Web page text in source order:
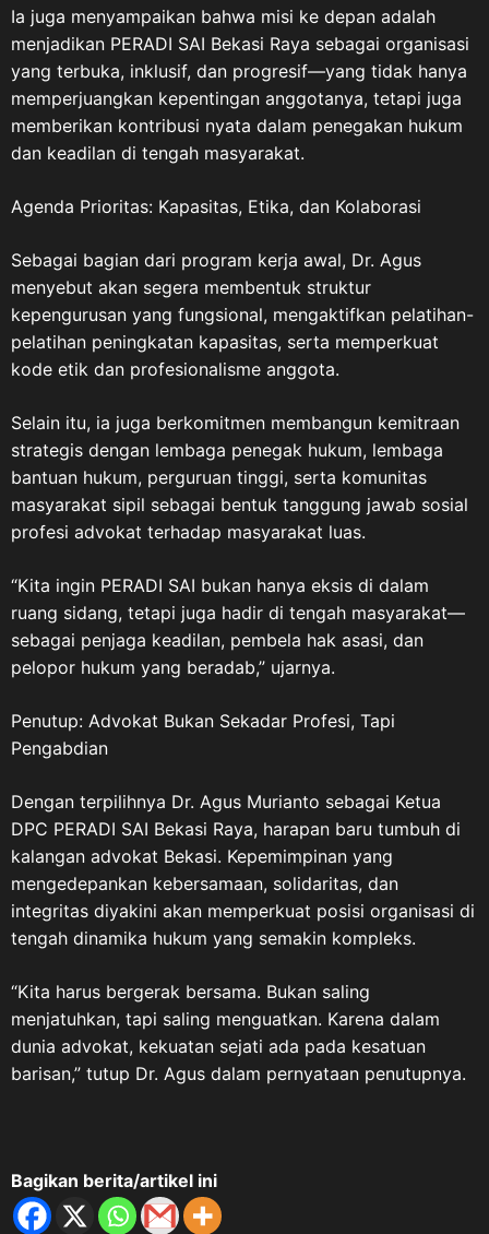
yang menjadi salah satu bagian
penting dalam perjalanan
perjuangan mempertahankan
kemerdekaan Indonesia.
Sementara itu, keberadaan dan
pengaturan mengenai Veteran
Republik Indonesia memiliki
landasan hukum melalui
Undang-Undang Nomor 15
Tahun 2012 tentang Veteran
Republik Indonesia serta
Peraturan Pemerintah Nomor
67 Tahun 2014 sebagai aturan
pelaksanaannya. “Bangsa
Indonesia tidak boleh
Kemerdekaan yang kita nikmati
hari ini tidak diperoleh dengan
mudah. Ada darah, air mata,
pengorbanan, dan gugurnya
para pejuang dalam perjuangan
mempertahankan
kemerdekaan,” kata ASDO. Ia
menegaskan, veteran
merupakan bagian penting dari
Mereka adalah pelaku sejarah
yang berperan dalam merebut,
mempertahankan
kemerdekaan, serta menjaga
kedaulatan Negara Kesatuan
Republik Indonesia. PPM dan
Tanggung Jawab Mewariskan
Nilai Perjuangan Sebagai
wadah berhimpunnya anak
cucu Veteran Republik
Indonesia, Pemuda Panca
Marga (PPM) memiliki
tanggung jawab moral untuk
generasi penerus. Menurut
ASDO, perjuangan tersebut
Ia juga menyampaikan bahwa misi ke depan adalah
menjadikan PERADI SAI Bekasi Raya sebagai organisasi
yang terbuka, inklusif, dan progresif—yang tidak hanya
memperjuangkan kepentingan anggotanya, tetapi juga
memberikan kontribusi nyata dalam penegakan hukum
dan keadilan di tengah masyarakat.
Agenda Prioritas: Kapasitas, Etika, dan Kolaborasi
Sebagai bagian dari program kerja awal, Dr. Agus
menyebut akan segera membentuk struktur
kepengurusan yang fungsional, mengaktifkan pelatihan-
pelatihan peningkatan kapasitas, serta memperkuat
kode etik dan profesionalisme anggota.
Selain itu, ia juga berkomitmen membangun kemitraan
strategis dengan lembaga penegak hukum, lembaga
bantuan hukum, perguruan tinggi, serta komunitas
masyarakat sipil sebagai bentuk tanggung jawab sosial
profesi advokat terhadap masyarakat luas.
“Kita ingin PERADI SAI bukan hanya eksis di dalam
ruang sidang, tetapi juga hadir di tengah masyarakat—
sebagai penjaga keadilan, pembela hak asasi, dan
pelopor hukum yang beradab,” ujarnya.
Penutup: Advokat Bukan Sekadar Profesi, Tapi
Pengabdian
Dengan terpilihnya Dr. Agus Murianto sebagai Ketua
DPC PERADI SAI Bekasi Raya, harapan baru tumbuh di
kalangan advokat Bekasi. Kepemimpinan yang
mengedepankan kebersamaan, solidaritas, dan
integritas diyakini akan memperkuat posisi organisasi di
tengah dinamika hukum yang semakin kompleks.
“Kita harus bergerak bersama. Bukan saling
menjatuhkan, tapi saling menguatkan. Karena dalam
dunia advokat, kekuatan sejati ada pada kesatuan
barisan,” tutup Dr. Agus dalam pernyataan penutupnya.
Bagikan berita/artikel ini